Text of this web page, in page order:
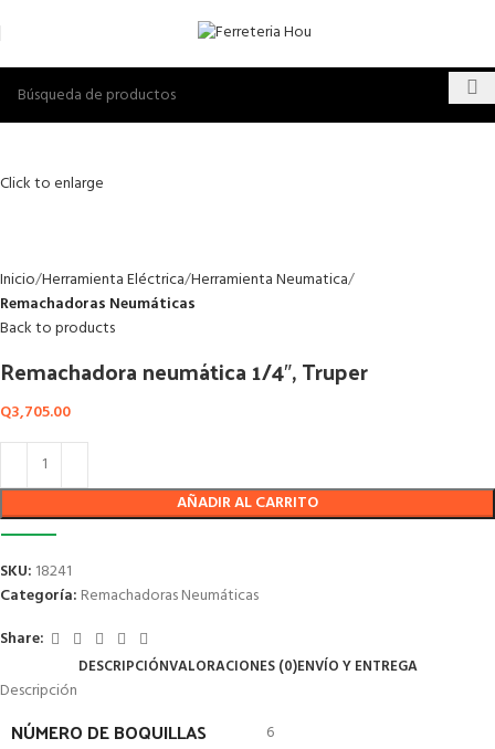
Click to enlarge
Inicio Herramienta Eléctrica Herramienta Neumatica
Remachadoras Neumáticas
Back to products
Remachadora neumática 1/4″, Truper
Q3,705.00
AÑADIR AL CARRITO
SKU: 18241
Categoría: Remachadoras Neumáticas
Share:
DESCRIPCIÓNVALORACIONES (0)ENVÍO Y ENTREGA
Descripción
NÚMERO DE BOQUILLAS 6